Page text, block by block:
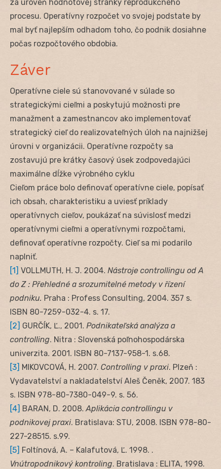
za úroveň hodnotovej stránky reprodukčného
procesu. Operatívny rozpočet vo svojej podstate by
mal byť najlepším odhadom toho, čo podnik dosiahne
počas rozpočtového obdobia.
Záver
Operatívne ciele sú stanovované v súlade so
strategickými cieľmi a poskytujú možnosti pre
manažment a zamestnancov ako implementovať
strategický cieľ do realizovateľných úloh na najnižšej
úrovni v organizácii. Operatívne rozpočty sa
zostavujú pre krátky časový úsek zodpovedajúci
maximálne dĺžke výrobného cyklu
Cieľom práce bolo definovať operatívne ciele, popísať
ich obsah, charakteristiku a uviesť príklady
operatívnych cieľov, poukázať na súvislosť medzi
operatívnymi cieľmi a operatívnymi rozpočtami,
definovať operatívne rozpočty. Cieľ sa mi podarilo
naplniť.
[1] VOLLMUTH, H. J. 2004. Nástroje controllingu od A
do Z : Přehledné a srozumitelné metody v řízení
podniku. Praha : Profess Consulting, 2004. 357 s.
ISBN 80-7259-032-4. s. 17.
[2] GURČÍK, Ľ., 2001. Podnikateľská analýza a
controlling. Nitra : Slovenská poľnohospodárska
univerzita. 2001. ISBN 80-7137-958-1. s.68.
[3] MIKOVCOVÁ, H. 2007. Controlling v praxi. Plzeň :
Vydavatelství a nakladatelství Aleš Čeněk, 2007. 183
s. ISBN 978-80-7380-049-9. s. 56.
[4] BARAN, D. 2008. Aplikácia controllingu v
podnikovej praxi. Bratislava: STU, 2008. ISBN 978-80-
227-28515. s.99.
[5] Foltínová, A. – Kalafutová, Ľ. 1998. .
Vnútropodnikový kontroling. Bratislava : ELITA, 1998.